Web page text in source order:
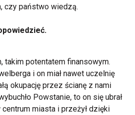
czy państwo wiedzą.
takim potentatem finansowym.
i on miał nawet uczelnię
okupację przez ścianę z nami
Powstanie, to on się ubrał
centrum miasta i przeżył dzięki